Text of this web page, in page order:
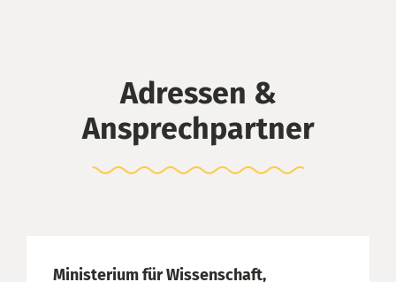
Adressen &
Ansprechpartner
Ministerium für Wissenschaft,